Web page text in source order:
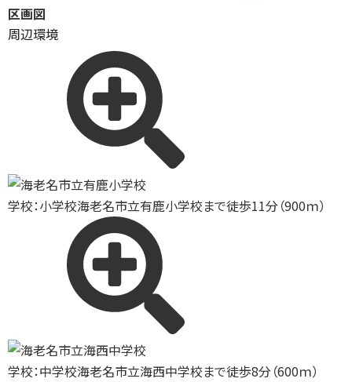
区画図
周辺環境
学校：小学校海老名市立有鹿小学校まで徒歩11分（900ｍ）
学校：中学校海老名市立海西中学校まで徒歩8分（600ｍ）